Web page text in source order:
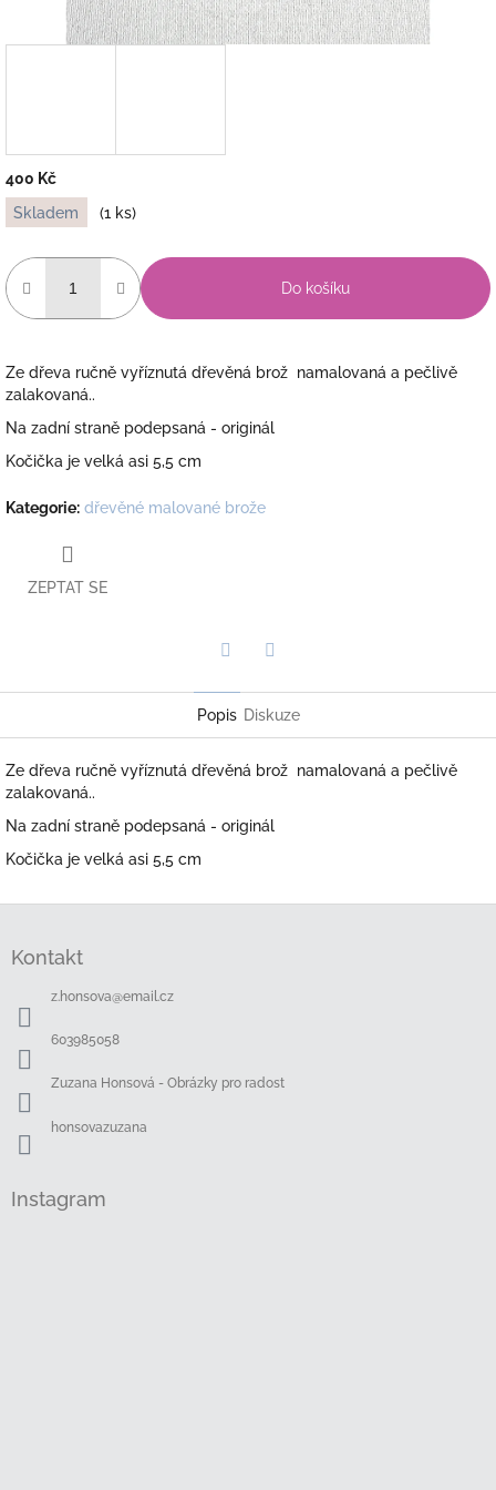
400 Kč
Měrná
cena:
Skladem (1 ks)
Do košíku
Ze dřeva ručně vyříznutá dřevěná brož namalovaná a pečlivě
zalakovaná..
Na zadní straně podepsaná - originál
Kočička je velká asi 5,5 cm
Kategorie: dřevěné malované brože
ZEPTAT SE
Popis Diskuze
Ze dřeva ručně vyříznutá dřevěná brož namalovaná a pečlivě
zalakovaná..
Na zadní straně podepsaná - originál
Kočička je velká asi 5,5 cm
Kontakt
z.honsova@email.cz
603985058
Zuzana Honsová - Obrázky pro radost
honsovazuzana
Instagram